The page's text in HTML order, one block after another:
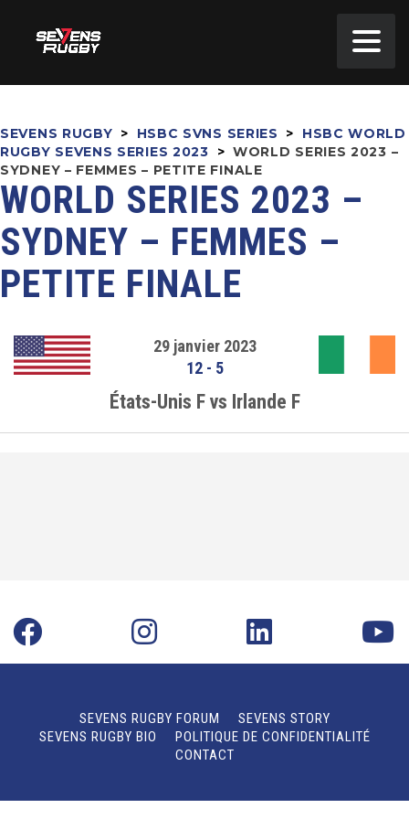
SEVENS RUGBY > HSBC SVNS SERIES >
HSBC WORLD
RUGBY SEVENS SERIES 2023
> WORLD SERIES 2023 –
SYDNEY – FEMMES – PETITE FINALE
WORLD SERIES 2023 –
SYDNEY – FEMMES –
PETITE FINALE
29 janvier 2023
12- 5
États-Unis F vs Irlande F
SEVENS RUGBY FORUM
SEVENS STORY
SEVENS RUGBY BIO
POLITIQUE DE CONFIDENTIALITÉ
CONTACT